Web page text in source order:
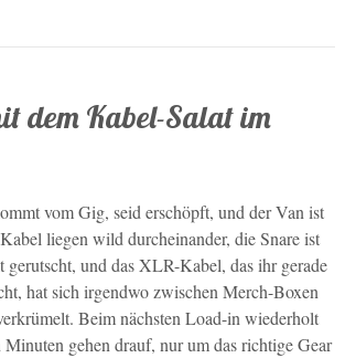
dem Kabel-Salat im
vom Gig, seid erschöpft, und der Van ist
liegen wild durcheinander, die Snare ist
gerutscht, und das XLR-Kabel, das ihr gerade
hat sich irgendwo zwischen Merch-Boxen
Beim nächsten Load-in wiederholt
gehen drauf, nur um das richtige Gear